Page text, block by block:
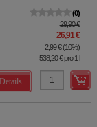
0
29,90 €
26,91 €
2,99 €(10%)
538,20 €pro 1 l
Details